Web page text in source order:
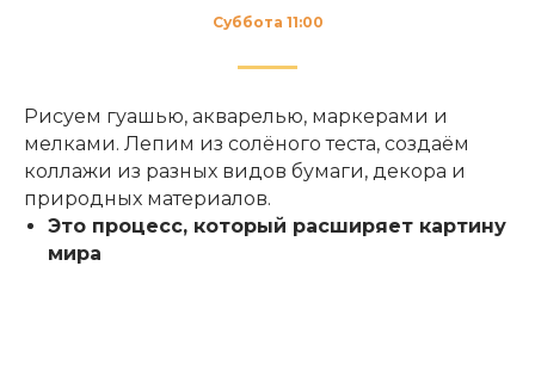
Суббота 11:00
Рисуем гуашью, акварелью, маркерами и
мелками. Лепим из солёного теста, создаём
коллажи из разных видов бумаги, декора и
природных материалов.
Это процесс, который расширяет картину
мира